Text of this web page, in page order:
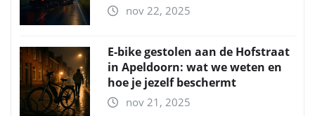
nov 22, 2025
E-bike gestolen aan de Hofstraat
in Apeldoorn: wat we weten en
hoe je jezelf beschermt
nov 21, 2025